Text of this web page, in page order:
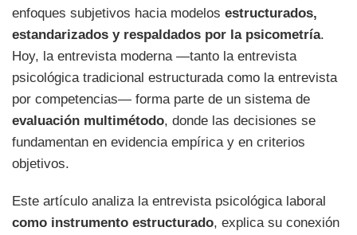
enfoques subjetivos hacia modelos estructurados,
estandarizados y respaldados por la psicometría.
Hoy, la entrevista moderna —tanto la entrevista
psicológica tradicional estructurada como la entrevista
por competencias— forma parte de un sistema de
evaluación multimétodo, donde las decisiones se
fundamentan en evidencia empírica y en criterios
objetivos.
Este artículo analiza la entrevista psicológica laboral
como instrumento estructurado, explica su conexión